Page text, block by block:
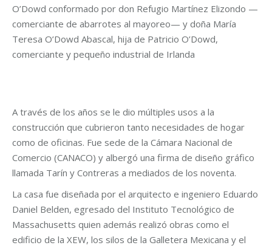
O’Dowd conformado por don Refugio Martínez Elizondo —
comerciante de abarrotes al mayoreo— y doña María
Teresa O’Dowd Abascal, hija de Patricio O’Dowd,
comerciante y pequeño industrial de Irlanda
A través de los años se le dio múltiples usos a la
construcción que cubrieron tanto necesidades de hogar
como de oficinas. Fue sede de la Cámara Nacional de
Comercio (CANACO) y albergó una firma de diseño gráfico
llamada Tarín y Contreras a mediados de los noventa.
La casa fue diseñada por el arquitecto e ingeniero Eduardo
Daniel Belden, egresado del Instituto Tecnológico de
Massachusetts quien además realizó obras como el
edificio de la XEW, los silos de la Galletera Mexicana y el